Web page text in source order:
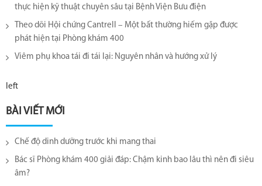
thực hiện kỹ thuật chuyên sâu tại Bệnh Viện Bưu điện
Theo dõi Hội chứng Cantrell – Một bất thường hiếm gặp được
phát hiện tại Phòng khám 400
Viêm phụ khoa tái đi tái lại​: Nguyên nhân và hướng xử lý
left
BÀI VIẾT MỚI
Chế độ dinh dưỡng trước khi mang thai
Bác sĩ Phòng khám 400 giải đáp: Chậm kinh bao lâu thì nên đi siêu
âm?